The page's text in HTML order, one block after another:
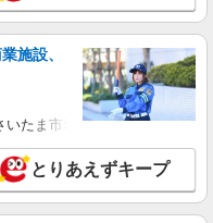
施設、
たま市岩槻区・久喜市・蓮田
とりあえずキープ